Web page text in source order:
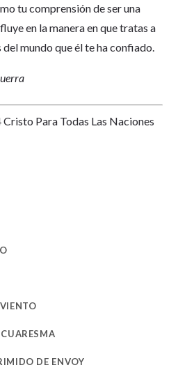
tu comprensión de ser una
en la manera en que tratas a
del mundo que él te ha confiado.
Para Todas Las Naciones
DE ENVOY